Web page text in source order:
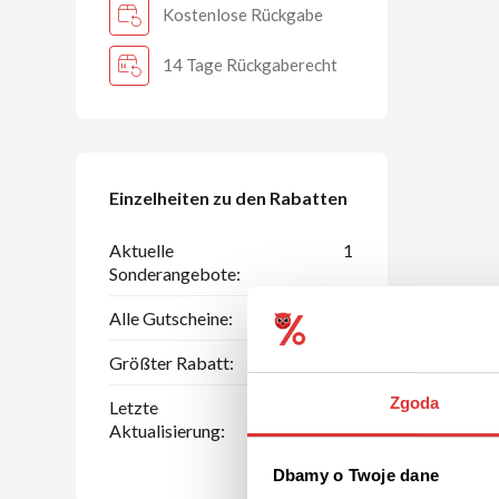
Zgoda
Dbamy o Twoje dane
Kostenlose Rückgabe
14 Tage Rückgaberecht
Einzelheiten zu den Rabatten
Aktuelle
Sonderangebote:
1
Alle Gutscheine:
Größter Rabatt:
Letzte
Aktualisierung: